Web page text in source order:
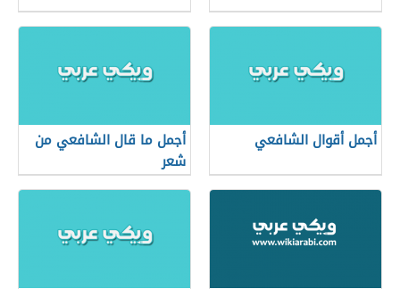
أجمل أقوال الشافعي
أجمل ما قال الشافعي من
شعر